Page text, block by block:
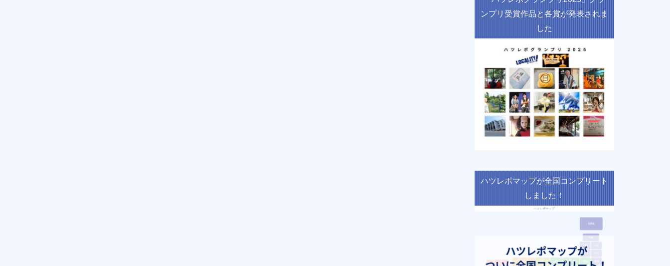
ンプリ受賞作品と各賞が発表されま
した
ハツレポマップが全国コンプリート
しました！